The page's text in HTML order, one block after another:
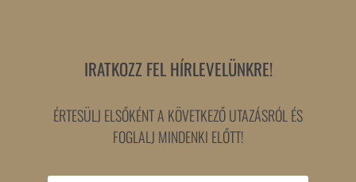
IRATKOZZ FEL HÍRLEVELÜNKRE!
ÉRTESÜLJ ELSŐKÉNT A KÖVETKEZŐ UTAZÁSRÓL ÉS
FOGLALJ MINDENKI ELŐTT!